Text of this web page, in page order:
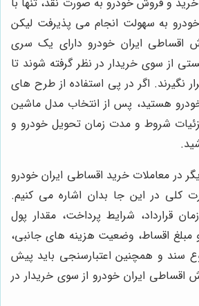
به سهولت انجام می پذیرفت لیکن
اقساطی ایران خودرو دارای یک سری
از سوی خریدار در نظر گرفته شوند تا
قرار نگیرند. اگر در پی استفاده از طرح های
هستید، پس از انتخاب مدل ماشین
شروط و مدت زمان تحویل خودرو و
در معاملات خرید اقساطی ایران خودرو
کلی در این جا بدان اشاره می کنیم.
قرارداد، شرایط پرداخت، مقدار پول
اقساط، وضعیت هزینه های جانبی،
سند و همچنین اعتبارسنجی باید پیش
اقساطی ایران خودرو از سوی خریدار در